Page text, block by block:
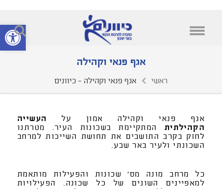
פתח סרגל
אגף פנאי וקהילה
ראשי אגף פנאי וקהילה - כיוונים
אגף פנאי וקהילה אמון על
העשייה
הקהילתית המתקיימת בשכונות העיר. מטרתנו
לחזק בקרב התושבים את תחושת השייכות למרחב
השכונתי ולעיר באר שבע.
כל מרחב מונה מס' שכונות והפעילות מותאמת
למאפיינים השונים של כל שכונה.
הפעילויות